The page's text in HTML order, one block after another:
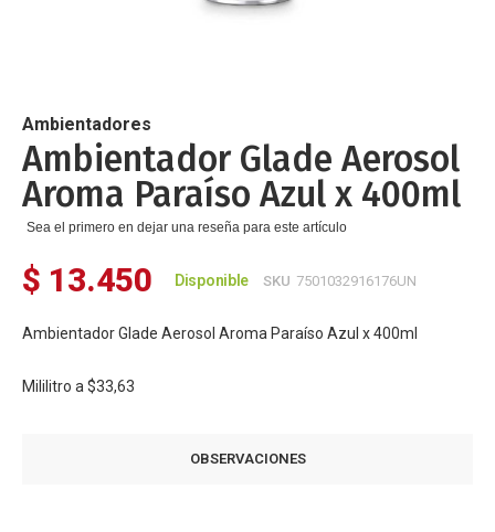
de
la
galería
de
imágenes
Ambientadores
Ambientador Glade Aerosol
Aroma Paraíso Azul x 400ml
Sea el primero en dejar una reseña para este artículo
$ 13.450 Disponible SKU 7501032916176UN
Ambientador Glade Aerosol Aroma Paraíso Azul x 400ml
Mililitro a $33,63
OBSERVACIONES